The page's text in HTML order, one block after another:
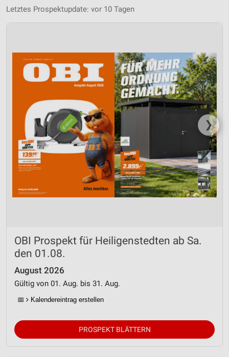
Letztes Prospektupdate: vor 10 Tagen
❯
OBI Prospekt für Heiligenstedten ab Sa.
den 01.08.
August 2026
Gültig von 01. Aug. bis 31. Aug.
📅 Kalendereintrag erstellen
PROSPEKT BLÄTTERN